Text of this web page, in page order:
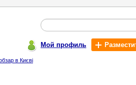
Мой профиль
в Києві